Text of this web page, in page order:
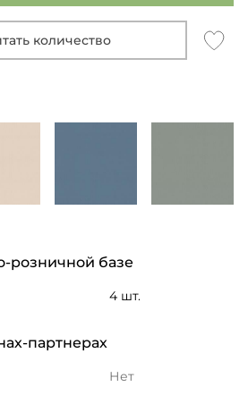
количество
розничной базе
4 шт.
партнерах
Нет